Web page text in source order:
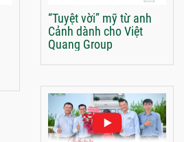
“Tuyệt vời” mỹ từ anh
Cảnh dành cho Việt
Quang Group